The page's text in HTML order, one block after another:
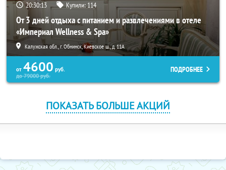
20:30:13 Купили:114
От 3 дней отдыха с питанием и развлечениями в отеле
«Империал Wellness & Spa»
Калужская обл., г. Обнинск, Киевское ш., д. 11А
от 4600 руб.
до79000руб.
ПОДРОБНЕЕ
ПОКАЗАТЬ БОЛЬШЕ АКЦИЙ